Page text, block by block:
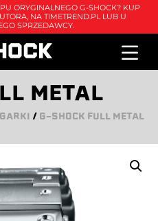
ORYGINALNEGO G-SHOCK? KUP
NA TIMETREND.PL LUB U
SPRZEDAWCY.
METAL
/ G-SHOCK FULL METAL